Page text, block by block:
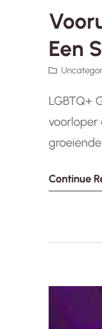
Een
LGBTQ+
voorloper
Continue